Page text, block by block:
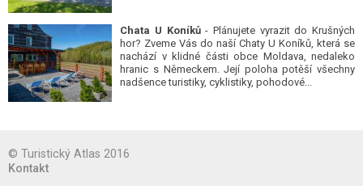
Chata U Koníků- Plánujete vyrazit do Krušných
hor? Zveme Vás do naší Chaty U Koníků, která se
nachází v klidné části obce Moldava, nedaleko
hranic s Německem. Její poloha potěší všechny
nadšence turistiky, cyklistiky, pohodové...
© Turistický Atlas 2016
Kontakt